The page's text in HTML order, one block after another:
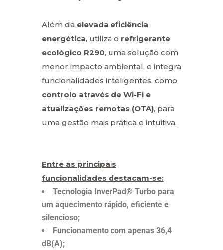
Além da elevada eficiência
energética, utiliza o refrigerante
ecológico R290, uma solução com
menor impacto ambiental, e integra
funcionalidades inteligentes, como
controlo através de Wi-Fi e
atualizações remotas (OTA), para
uma gestão mais prática e intuitiva.
Entre as principais
funcionalidades destacam-se:
Tecnologia InverPad® Turbo para
um aquecimento rápido, eficiente e
silencioso;
Funcionamento com apenas 36,4
dB(A);